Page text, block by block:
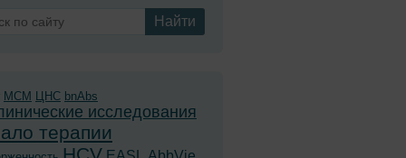
Найти
MCM ЦНС bnAbs
исследования
терапии